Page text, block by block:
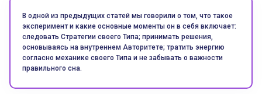
В одной из предыдущих статей мы говорили о том, что такое
эксперимент и какие основные моменты он в себя включает:
следовать Стратегии своего Типа; принимать решения,
основываясь на внутреннем Авторитете; тратить энергию
согласно механике своего Типа и не забывать о важности
правильного сна.